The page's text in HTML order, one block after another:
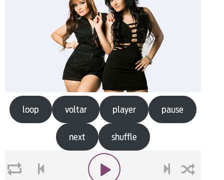
loop voltar player pause
next shuffle